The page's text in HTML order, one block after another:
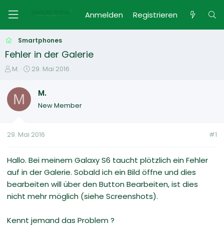
Anmelden Registrieren
Smartphones
Fehler in der Galerie
E
s
e
e
M.
E
t
m
29. Mai 2016
M M.
New Member
29. Mai 2016 #1
Hallo. Bei meinem Galaxy S6 taucht plötzlich ein Fehler
auf in der Galerie. Sobald ich ein Bild öffne und dies
bearbeiten will über den Button Bearbeiten, ist dies
nicht mehr möglich (siehe Screenshots).
Kennt jemand das Problem ?